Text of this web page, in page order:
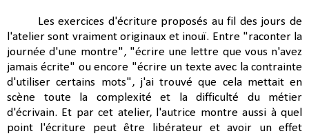
Les exercices d'écriture proposés au fil des jours de
l'atelier sont vraiment originaux et inouï. Entre "raconter la
journée d'une montre", "écrire une lettre que vous n'avez
jamais écrite" ou encore "écrire un texte avec la contrainte
d'utiliser certains mots", j'ai trouvé que cela mettait en
scène toute la complexité et la difficulté du métier
d'écrivain. Et par cet atelier, l'autrice montre aussi à quel
point l'écriture peut être libérateur et avoir un effet